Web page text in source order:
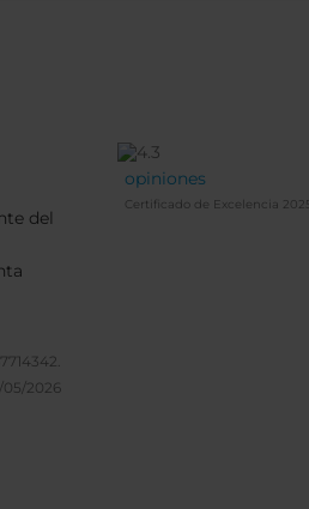
del
05/2026
opiniones
Certificado de Excelencia 2025